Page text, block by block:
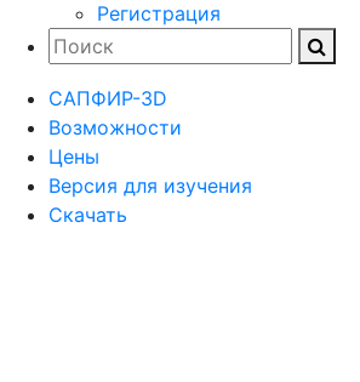
Регистрация
САПФИР-3D
Возможности
Цены
Версия для изучения
Скачать